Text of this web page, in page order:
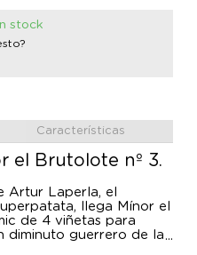
stock
Características
el Brutolote nº 3.
Artur Laperla, el
llega Mínor el
de 4 viñetas para
diminuto guerrero de la
una maldición a manos